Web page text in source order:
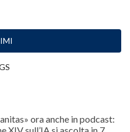
ora anche in podcast: